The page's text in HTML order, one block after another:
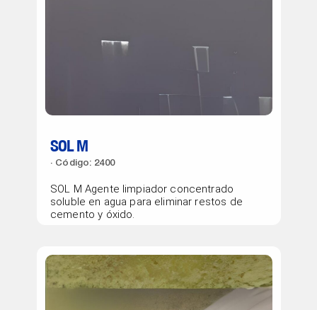
SOL M
Código: 2400
SOL M Agente limpiador concentrado
soluble en agua para eliminar restos de
cemento y óxido.